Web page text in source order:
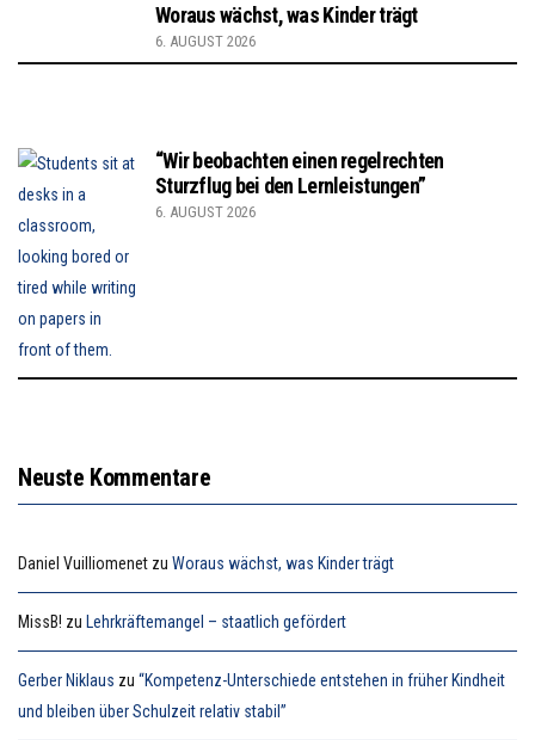
Woraus wächst, was Kinder trägt
6. AUGUST 2026
“Wir beobachten einen regelrechten
Sturzflug bei den Lernleistungen”
6. AUGUST 2026
Neuste Kommentare
Daniel Vuilliomenet zu Woraus wächst, was Kinder trägt
MissB! zu Lehrkräftemangel – staatlich gefördert
Gerber Niklaus zu “Kompetenz-Unterschiede entstehen in früher Kindheit
und bleiben über Schulzeit relativ stabil”